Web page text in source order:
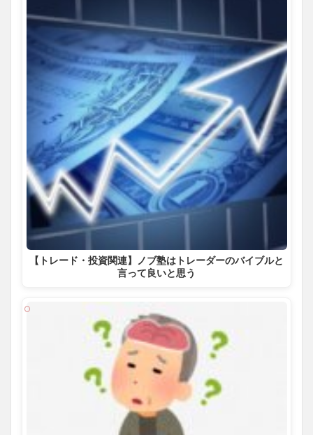
【トレード・投資関連】ノブ塾はトレーダーのバイブルと
言って良いと思う